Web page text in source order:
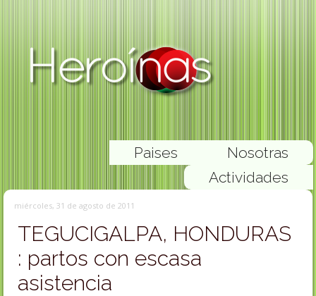
Nosotras
Paises
Actividades
miércoles, 31 de agosto de 2011
TEGUCIGALPA, HONDURAS
: partos con escasa
asistencia